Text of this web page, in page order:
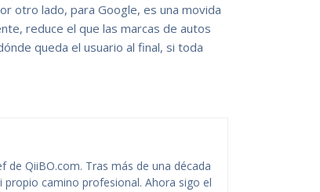
otro lado, para Google, es una movida
reduce el que las marcas de autos
queda el usuario al final, si toda
de QiiBO.com. Tras más de una década
propio camino profesional. Ahora sigo el